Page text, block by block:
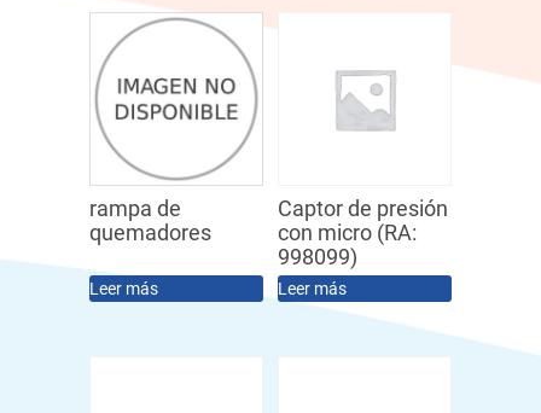
rampa de
quemadores
Leer más
Captor de presión
con micro (RA:
998099)
Leer más